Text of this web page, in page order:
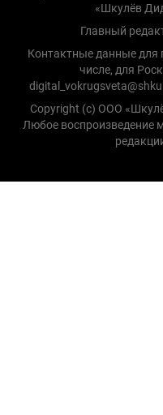
«Шкулёв
Главный
Контактные данные для
числе, для
Copyright (с) ООО
Любое воспроизведение